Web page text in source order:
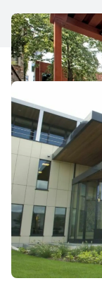
De laatste
VDL De
Europa. Sinds
van de
VDL Groep.